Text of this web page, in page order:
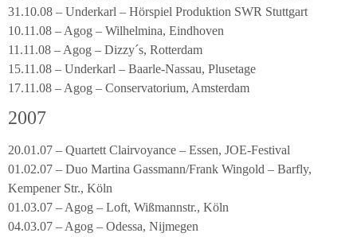
31.10.08 – Underkarl – Hörspiel Produktion SWR Stuttgart
10.11.08 – Agog – Wilhelmina, Eindhoven
11.11.08 – Agog – Dizzy´s, Rotterdam
15.11.08 – Underkarl – Baarle-Nassau, Plusetage
17.11.08 – Agog – Conservatorium, Amsterdam
2007
20.01.07 – Quartett Clairvoyance – Essen, JOE-Festival
01.02.07 – Duo Martina Gassmann/Frank Wingold – Barfly,
Kempener Str., Köln
01.03.07 – Agog – Loft, Wißmannstr., Köln
04.03.07 – Agog – Odessa, Nijmegen